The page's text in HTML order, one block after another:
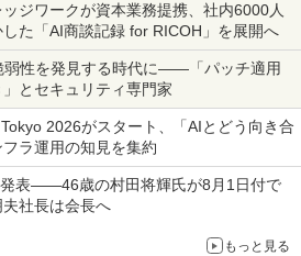
ジワークが資本業務提携、社内6000人
た「AI商談記録 for RICOH」を展開へ
弱性を発見する時代に――「パッチ適用
とセキュリティ専門家
2026がスタート、「AIとどう向き合
ラ運用の知見を集約
発表――46歳の村田将輝氏が8月1日付で
社長は会長へ
もっと見る